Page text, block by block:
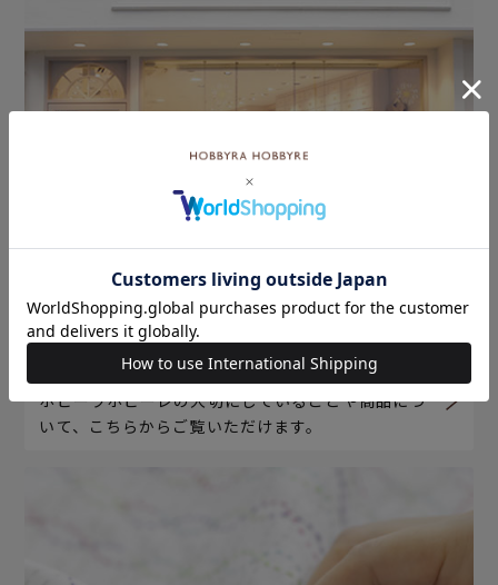
ホビーラホビーレについて
ホビーラホビーレの大切にしていることや商品につ
いて、こちらからご覧いただけます。